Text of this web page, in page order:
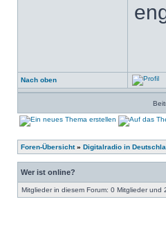
Nach oben
Foren-Übersicht» Digitalradio in
Wer ist online?
Mitglieder in diesem Forum: 0 Mitglieder und